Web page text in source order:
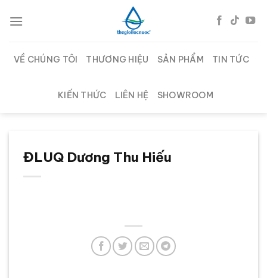
đến
dung
VỀ CHÚNG TÔI THƯƠNG HIỆU SẢN PHẨM TIN TỨC
KIẾN THỨC LIÊN HỆ SHOWROOM
ĐLUQ Dương Thu Hiếu